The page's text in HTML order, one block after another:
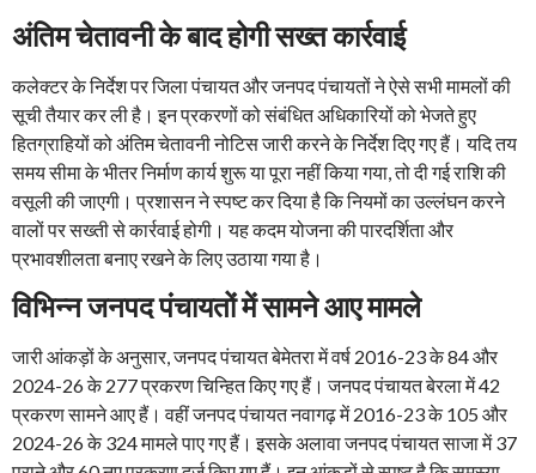
अंतिम चेतावनी के बाद होगी सख्त कार्रवाई
कलेक्टर के निर्देश पर जिला पंचायत और जनपद पंचायतों ने ऐसे सभी मामलों की
सूची तैयार कर ली है। इन प्रकरणों को संबंधित अधिकारियों को भेजते हुए
हितग्राहियों को अंतिम चेतावनी नोटिस जारी करने के निर्देश दिए गए हैं। यदि तय
समय सीमा के भीतर निर्माण कार्य शुरू या पूरा नहीं किया गया, तो दी गई राशि की
वसूली की जाएगी। प्रशासन ने स्पष्ट कर दिया है कि नियमों का उल्लंघन करने
वालों पर सख्ती से कार्रवाई होगी। यह कदम योजना की पारदर्शिता और
प्रभावशीलता बनाए रखने के लिए उठाया गया है।
विभिन्न जनपद पंचायतों में सामने आए मामले
जारी आंकड़ों के अनुसार, जनपद पंचायत बेमेतरा में वर्ष 2016-23 के 84 और
2024-26 के 277 प्रकरण चिन्हित किए गए हैं। जनपद पंचायत बेरला में 42
प्रकरण सामने आए हैं। वहीं जनपद पंचायत नवागढ़ में 2016-23 के 105 और
2024-26 के 324 मामले पाए गए हैं। इसके अलावा जनपद पंचायत साजा में 37